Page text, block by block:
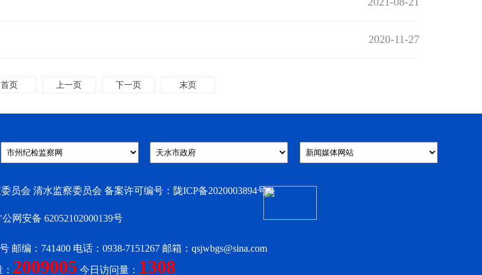
2020-11-27
首页 上一页 下一页 末页
员会 清水监察委员会 备案许可编号：陇ICP备2020003894号-1
公网安备 62052102000139号
邮编：741400 电话：0938-7151267 邮箱：qsjwbgs@sina.com
2009005 今日访问量： 1308